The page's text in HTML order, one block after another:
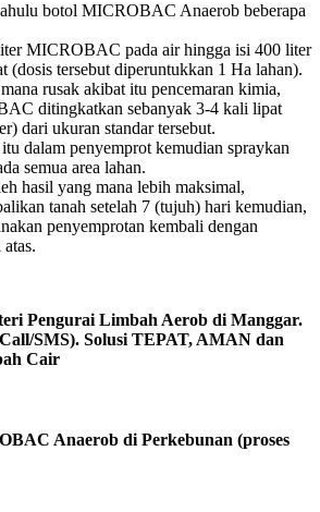
botol MICROBAC Anaerob beberapa
MICROBAC pada air hingga isi 400 liter
(dosis tersebut diperuntukkan 1 Ha lahan).
rusak akibat itu pencemaran kimia,
ditingkatkan sebanyak 3-4 kali lipat
dari ukuran standar tersebut.
dalam penyemprot kemudian spraykan
semua area lahan.
hasil yang mana lebih maksimal,
tanah setelah 7 (tujuh) hari kemudian,
penyemprotan kembali dengan
Pengurai Limbah Aerob di Manggar.
SMS). Solusi TEPAT, AMAN dan
Cair
Anaerob di Perkebunan (proses